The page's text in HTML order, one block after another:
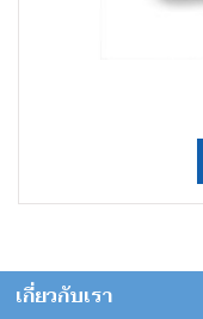
เกี่ยวกับเรา